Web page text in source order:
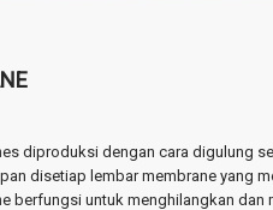
diproduksi dengan cara digulung
disetiap lembar membrane yang
berfungsi untuk menghilangkan dan